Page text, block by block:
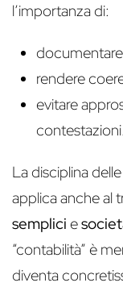
l’importanza di:
rendere
evitare
contestazioni.
La disciplina
applica anche al
semplici e
“contabilità” è
diventa